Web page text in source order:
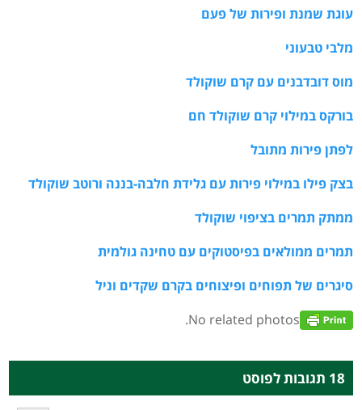
עוגת שמנת ופירות של פעם
מלבי טבעוני
מוס דובדבנים עם קרם שוקולד
בורקס במילוי קרם שוקולד חם
לפתן פירות מתובל
בצק פילו במילוי פירות עם גלידת חלבה-בננה ורוטב שוקולד
ממתק תמרים בציפוי שוקולד
תמרים ממולאים בפיסטוקים עם טחינה גולמית
סיגרים של תפוחים ופיצוחים בקרם שקדים וניל
No related photos.
18 תגובות לפוסט